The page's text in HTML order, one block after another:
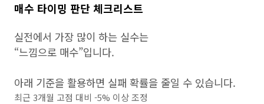
매수 타이밍 판단 체크리스트
실전에서 가장 많이 하는 실수는
“느낌으로 매수”입니다.
아래 기준을 활용하면 실패 확률을 줄일 수 있습니다.
최근 3개월 고점 대비 -5% 이상 조정